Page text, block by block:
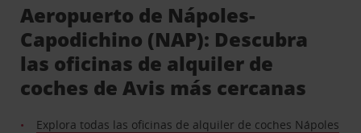
Aeropuerto de Nápoles-
Capodichino (NAP): Descubra
las oficinas de alquiler de
coches de Avis más cercanas
Explora todas las oficinas de alquiler de coches Nápoles